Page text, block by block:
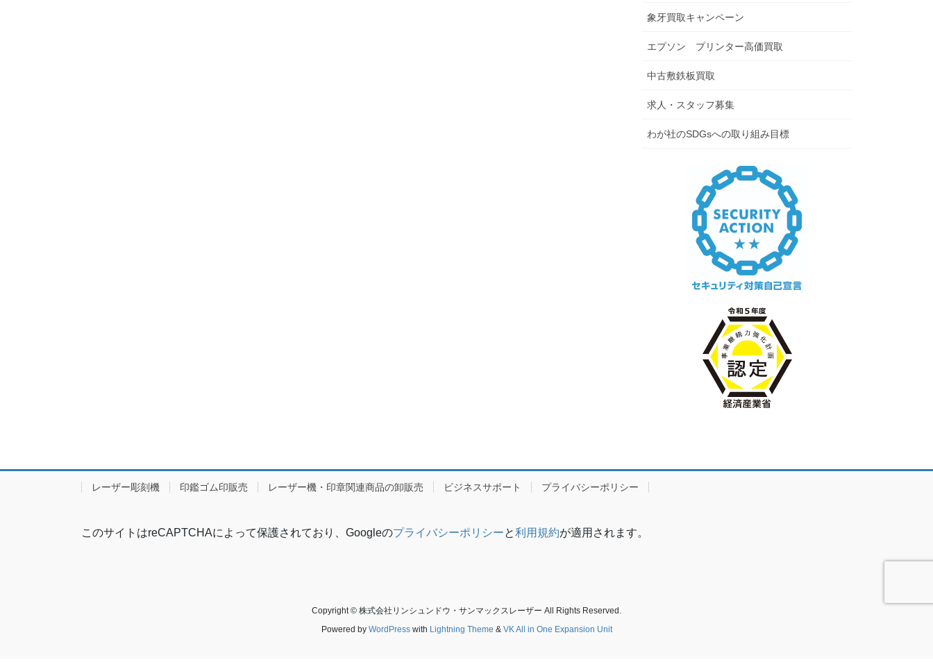
象牙買取キャンペーン
エプソン プリンター高価買取
中古敷鉄板買取
求人・スタッフ募集
わが社のSDGsへの取り組み目標
レーザー彫刻機 印鑑ゴム印販売 レーザー機・印章関連商品の卸販売 ビジネスサポート プライバシーポリシー
このサイトはreCAPTCHAによって保護されており、Googleのプライバシーポリシーと利用規約が適用されます。
Copyright © 株式会社リンシュンドウ・サンマックスレーザー All Rights Reserved.
Powered by WordPresswith Lightning Theme & VK All in One Expansion Unit